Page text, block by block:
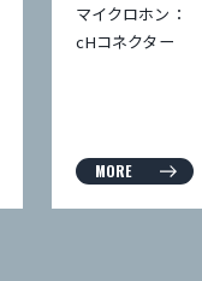
マイクロホン：
cHコネクター
MORE